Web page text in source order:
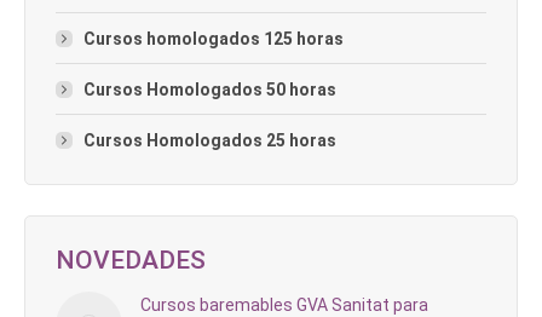
Cursos homologados 125 horas
Cursos Homologados 50 horas
Cursos Homologados 25 horas
NOVEDADES
Cursos baremables GVA Sanitat para